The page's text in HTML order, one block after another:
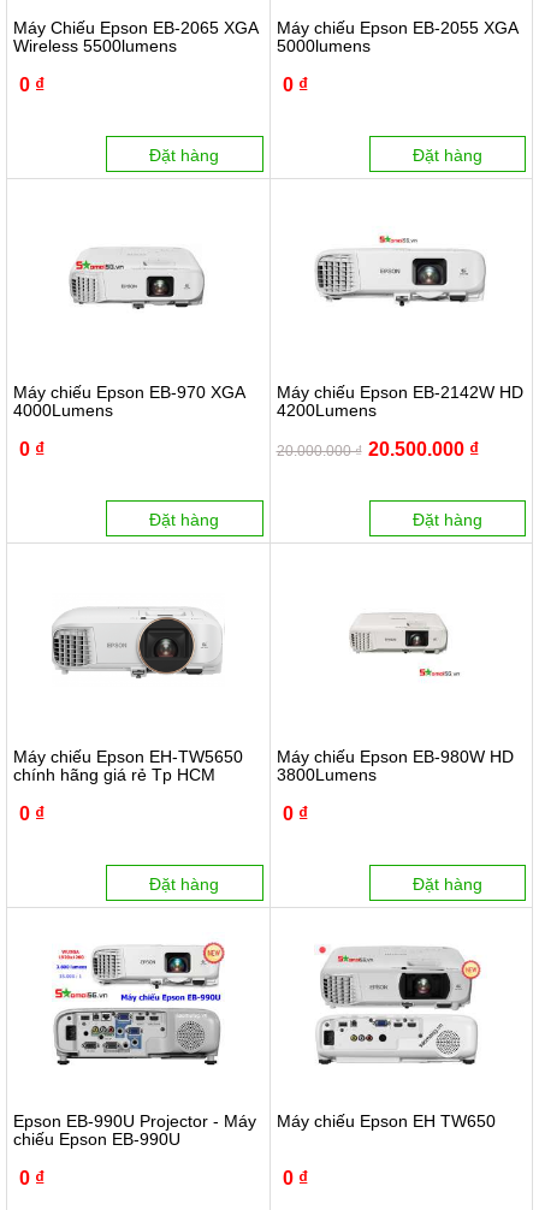
Máy Chiếu Epson EB-2065 XGA
Wireless 5500lumens
0 ₫
Đặt hàng
Máy chiếu Epson EB-2055 XGA
5000lumens
0 ₫
Đặt hàng
Máy chiếu Epson EB-970 XGA
4000Lumens
0 ₫
Đặt hàng
Máy chiếu Epson EB-2142W HD
4200Lumens
20.000.000 ₫ 20.500.000 ₫
Đặt hàng
Máy chiếu Epson EH-TW5650
chính hãng giá rẻ Tp HCM
0 ₫
Đặt hàng
Máy chiếu Epson EB-980W HD
3800Lumens
0 ₫
Đặt hàng
Epson EB-990U Projector - Máy
chiếu Epson EB-990U
0 ₫
Máy chiếu Epson EH TW650
0 ₫